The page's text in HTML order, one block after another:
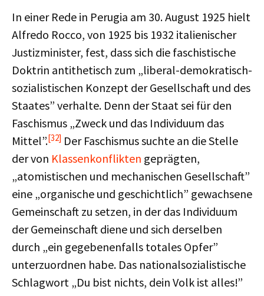
In einer Rede in Perugia am 30. August 1925 hielt
Alfredo Rocco, von 1925 bis 1932 italienischer
Justizminister, fest, dass sich die faschistische
Doktrin antithetisch zum „liberal-demokratisch-
sozialistischen Konzept der Gesellschaft und des
Staates” verhalte. Denn der Staat sei für den
Faschismus „Zweck und das Individuum das
Mittel”.[32] Der Faschismus suchte an die Stelle
der von Klassenkonflikten geprägten,
„atomistischen und mechanischen Gesellschaft”
eine „organische und geschichtlich” gewachsene
Gemeinschaft zu setzen, in der das Individuum
der Gemeinschaft diene und sich derselben
durch „ein gegebenenfalls totales Opfer”
unterzuordnen habe. Das nationalsozialistische
Schlagwort „Du bist nichts, dein Volk ist alles!”